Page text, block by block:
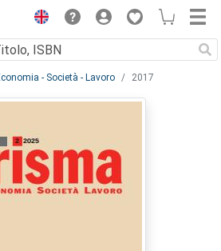
- Società - Lavoro 2017